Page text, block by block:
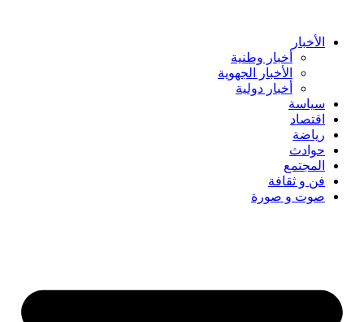
content الأخبار
أخبار وطنية
الأخبار الجهوية
أخبار دولية
سياسة
اقتصاد
رياضة
حوادث
المجتمع
فن و ثقافة
صوت و صورة